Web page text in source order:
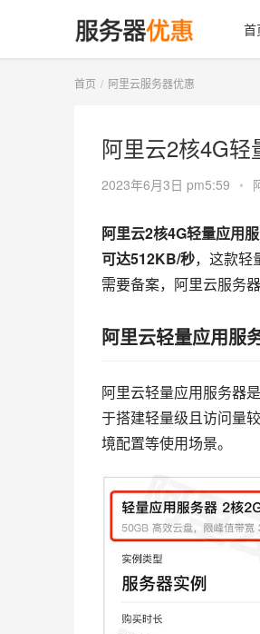
首
首页 阿里云服务器优惠
阿里云2核4G
2023年6月3日 pm5:59 •
阿里云2核4G轻量应用
可达512KB/秒，这款轻
需要备案，阿里云服务
阿里云轻量应用服
阿里云轻量应用服务器
于搭建轻量级且访问量
境配置等使用场景。